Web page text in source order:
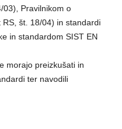
03), Pravilnikom o
št. 18/04) in standardi
in standardom SIST EN
morajo preizkušati in
ter navodili